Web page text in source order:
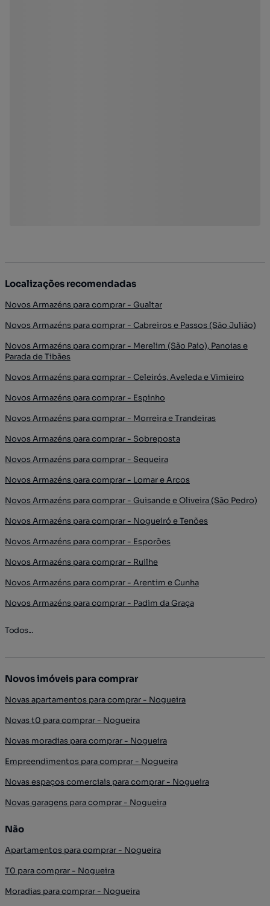
Localizações recomendadas
Novos Armazéns para comprar - Gualtar
Novos Armazéns para comprar - Cabreiros e Passos (São Julião)
Novos Armazéns para comprar - Merelim (São Paio), Panoias e
Parada de Tibães
Novos Armazéns para comprar - Celeirós, Aveleda e Vimieiro
Novos Armazéns para comprar - Espinho
Novos Armazéns para comprar - Morreira e Trandeiras
Novos Armazéns para comprar - Sobreposta
Novos Armazéns para comprar - Sequeira
Novos Armazéns para comprar - Lomar e Arcos
Novos Armazéns para comprar - Guisande e Oliveira (São Pedro)
Novos Armazéns para comprar - Nogueiró e Tenões
Novos Armazéns para comprar - Esporões
Novos Armazéns para comprar - Ruilhe
Novos Armazéns para comprar - Arentim e Cunha
Novos Armazéns para comprar - Padim da Graça
Todos...
Novos imóveis para comprar
Novas apartamentos para comprar - Nogueira
Novas t0 para comprar - Nogueira
Novas moradias para comprar - Nogueira
Empreendimentos para comprar - Nogueira
Novas espaços comerciais para comprar - Nogueira
Novas garagens para comprar - Nogueira
Não
Apartamentos para comprar - Nogueira
T0 para comprar - Nogueira
Moradias para comprar - Nogueira